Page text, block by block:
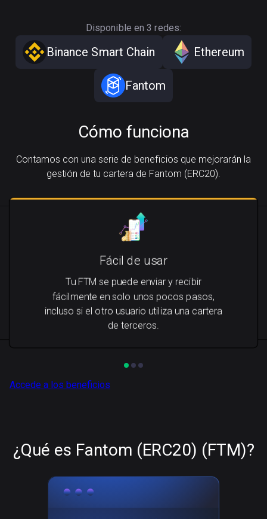
Disponible en 3 redes:
Binance Smart Chain Ethereum
Fantom
Cómo funciona
Contamos con una serie de beneficios que mejorarán la
gestión de tu cartera de Fantom (ERC20).
Fácil de usar
Tu FTM se puede enviar y recibir
fácilmente en solo unos pocos pasos,
incluso si el otro usuario utiliza una cartera
de terceros.
Accede a los beneficios
¿Qué es Fantom (ERC20) (FTM)?